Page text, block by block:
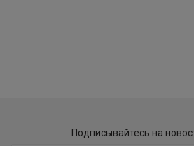
Подписывайтесь на